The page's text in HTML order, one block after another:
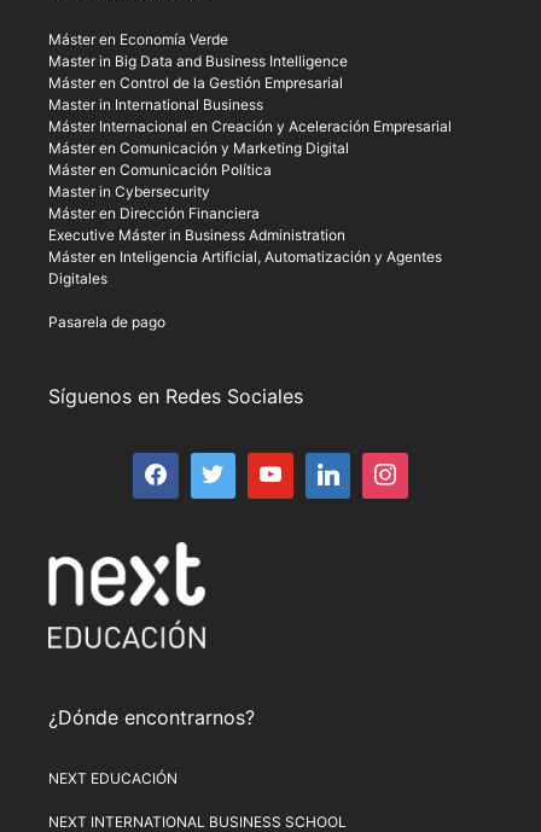
Máster en Economía Verde
Master in Big Data and Business Intelligence
Máster en Control de la Gestión Empresarial
Master in International Business
Máster Internacional en Creación y Aceleración Empresarial
Máster en Comunicación y Marketing Digital
Máster en Comunicación Política
Master in Cybersecurity
Máster en Dirección Financiera
Executive Máster in Business Administration
Máster en Inteligencia Artificial, Automatización y Agentes
Digitales
Pasarela de pago
Síguenos en Redes Sociales
¿Dónde encontrarnos?
NEXT EDUCACIÓN
NEXT INTERNATIONAL BUSINESS SCHOOL